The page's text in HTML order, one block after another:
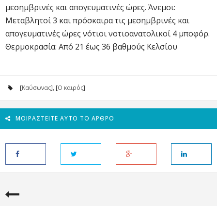
μεσημβρινές και απογευματινές ώρες. Άνεμοι:
Μεταβλητοί 3 και πρόσκαιρα τις μεσημβρινές και
απογευματινές ώρες νότιοι νοτιοανατολικοί 4 μποφόρ.
Θερμοκρασία: Από 21 έως 36 βαθμούς Κελσίου
[Καύσωνας], [Ο καιρός]
ΜΟΙΡΑΣΤΕΊΤΕ ΑΥΤΌ ΤΟ ΆΡΘΡΟ